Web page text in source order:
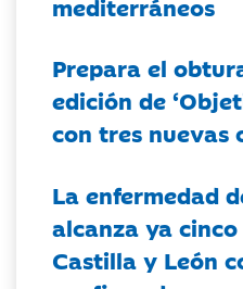
Prepara el
edición de
con tres nuevas
La enfermedad
alcanza ya
Castilla y León